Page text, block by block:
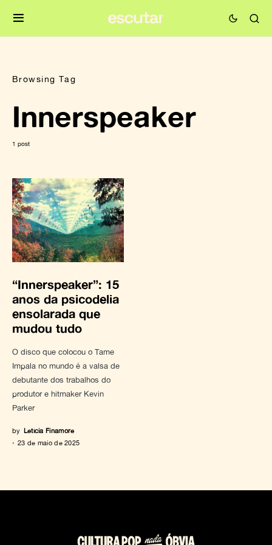
Browsing Tag
Innerspeaker
1 post
“Innerspeaker”: 15
anos da psicodelia
ensolarada que
mudou tudo
O disco que colocou o Tame
Impala no mundo é a valsa de
debutante dos trabalhos do
produtor e hitmaker Kevin
Parker
by Letícia Finamore
23 de maio de 2025